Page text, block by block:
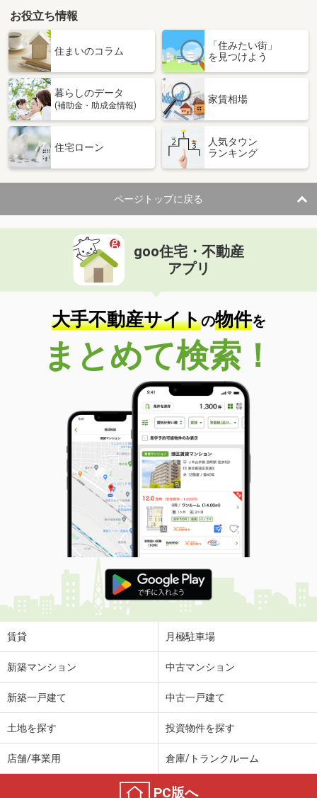
お役立ち情報
住まいのコラム
「住みたい街」
を見つけよう
暮らしのデータ
(補助金・助成金情報)
家賃相場
住宅ローン
人気タウン
ランキング
ページトップに戻る
goo住宅・不動産
アプリ
大手不動産サイトの物件を
まとめて検索！
賃貸 月極駐車場
新築マンション 中古マンション
新築一戸建て 中古一戸建て
土地を探す 投資物件を探す
店舗/事業用 倉庫/トランクルーム
PC版へ